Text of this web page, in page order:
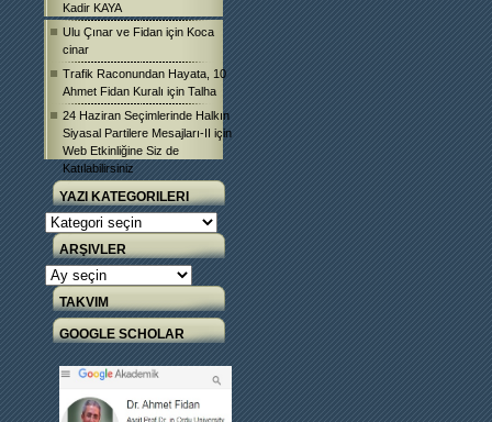
Kadir KAYA
Ulu Çınar ve Fidan için Koca
cinar
Trafik Raconundan Hayata, 10
Ahmet Fidan Kuralı için Talha
24 Haziran Seçimlerinde Halkın
Siyasal Partilere Mesajları-II için
Web Etkinliğine Siz de
Katılabilirsiniz
YAZI KATEGORILERI
Yazı
Kategorileri
ARŞIVLER
Arşivler
TAKVIM
GOOGLE SCHOLAR